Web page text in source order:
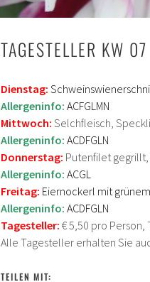
TAGESTELLER KW 07
Dienstag:
Allergeninfo: ACFGLMN
Mittwoch: Selchfleisch,
Allergeninfo: ACDFGLN
Donnerstag: Putenfilet
Allergeninfo: ACGL
Freitag: Eiernockerl mit
Allergeninfo: ACDFGLN
Tagesteller: € 5,50 pro Person,
Alle Tagesteller erhalten Sie
TEILEN MIT: